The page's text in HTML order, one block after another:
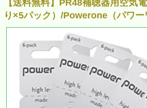
【送料無料】PR48補聴器用空気
り×5パック）/Powerone（パワー